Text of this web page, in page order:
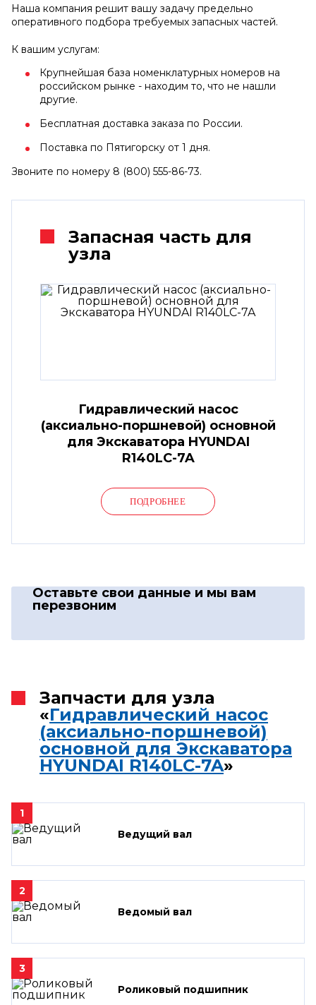
Наша компания решит вашу задачу предельно
оперативного подбора требуемых запасных частей.
К вашим услугам:
Крупнейшая база номенклатурных номеров на
российском рынке - находим то, что не нашли
другие.
Бесплатная доставка заказа по России.
Поставка по Пятигорску от 1 дня.
Звоните по номеру 8 (800) 555-86-73.
Запасная часть для
узла
Гидравлический насос
(аксиально-поршневой) основной
для Экскаватора HYUNDAI
R140LC-7A
ПОДРОБНЕЕ
Оставьте свои данные и мы вам
перезвоним
Запчасти для узла
«Гидравлический насос
(аксиально-поршневой)
основной для Экскаватора
HYUNDAI R140LC-7A»
1
Ведущий вал
2
Ведомый вал
3
Роликовый подшипник